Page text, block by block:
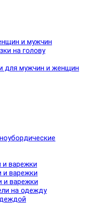
и мужчин
на голову
для мужчин и женщин
и варежки
и варежки
и варежки
на одежду